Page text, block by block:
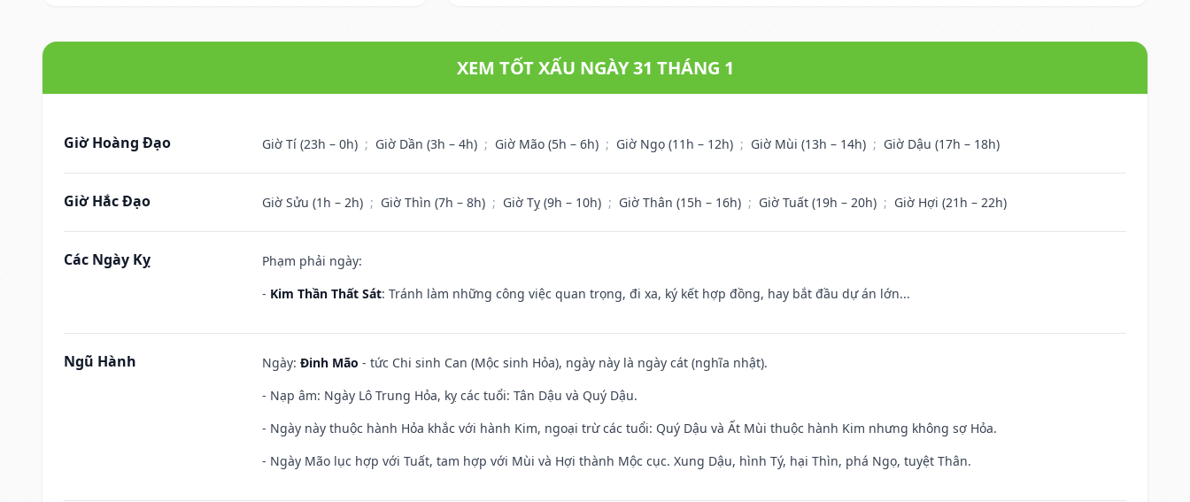
XEM TỐT XẤU NGÀY 31 THÁNG 1
Giờ Hoàng Đạo Giờ Tí (23h – 0h) ; Giờ Dần (3h – 4h) ; Giờ Mão (5h – 6h) ; Giờ Ngọ (11h – 12h) ; Giờ Mùi (13h – 14h) ; Giờ Dậu (17h – 18h)
Giờ Hắc Đạo Giờ Sửu (1h – 2h) ; Giờ Thìn (7h – 8h) ; Giờ Tỵ (9h – 10h) ; Giờ Thân (15h – 16h) ; Giờ Tuất (19h – 20h) ; Giờ Hợi (21h – 22h)
Các Ngày Kỵ
Phạm phải ngày:
- Kim Thần Thất Sát: Tránh làm những công việc quan trọng, đi xa, ký kết hợp đồng, hay bắt đầu dự án lớn...
Ngũ Hành Ngày: Đinh Mão - tức Chi sinh Can (Mộc sinh Hỏa), ngày này là ngày cát (nghĩa nhật).
- Nạp âm: Ngày Lô Trung Hỏa, kỵ các tuổi: Tân Dậu và Quý Dậu.
- Ngày này thuộc hành Hỏa khắc với hành Kim, ngoại trừ các tuổi: Quý Dậu và Ất Mùi thuộc hành Kim nhưng không sợ Hỏa.
- Ngày Mão lục hợp với Tuất, tam hợp với Mùi và Hợi thành Mộc cục. Xung Dậu, hình Tý, hại Thìn, phá Ngọ, tuyệt Thân.